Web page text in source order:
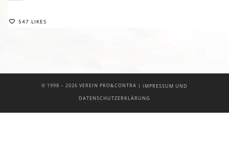
547 LIKES
© 1998 – 2026 VEREIN PRO&CONTRA | IMPRESSUM UND
DATENSCHUTZERKLÄRUNG